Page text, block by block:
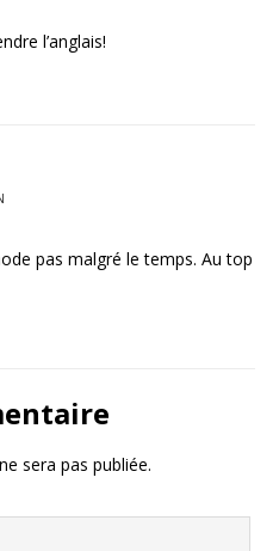
l’anglais!
pas malgré le temps. Au top
sera pas publiée.